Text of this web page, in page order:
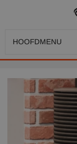
HOOFDMENU